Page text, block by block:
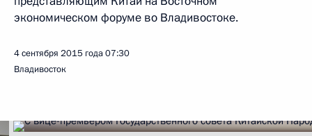
экономическом форуме во Владивостоке.
4 сентября 2015 года07:30
Владивосток